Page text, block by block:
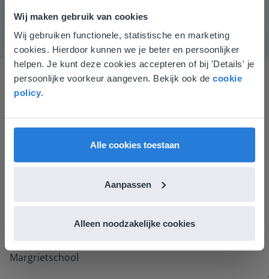
Wij maken gebruik van cookies
Wij gebruiken functionele, statistische en marketing
cookies. Hierdoor kunnen we je beter en persoonlijker
helpen. Je kunt deze cookies accepteren of bij 'Details' je
persoonlijke voorkeur aangeven. Bekijk ook de cookie
policy.
Alle cookies toestaan
Aanpassen
Alleen noodzakelijke cookies
luisteren naar suggesties, het open karakter en de
Tamara Alkemade
Margrietschool
Deze website komt niet
overeen met je locatie
Gezien je locatie, denken we dat je misschien
liever naar de website voor English gaat. Hier
English
Nederland